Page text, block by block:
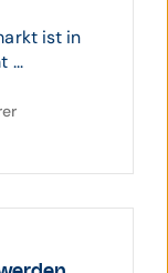
ist in
...